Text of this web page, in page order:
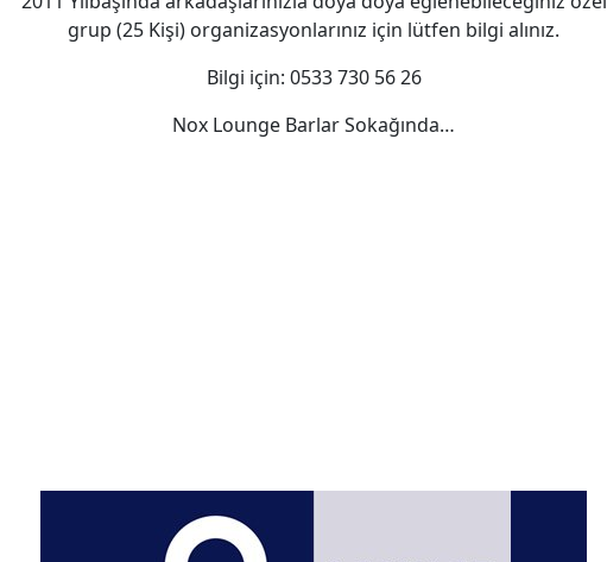
grup (25 Kişi) organizasyonlarınız için lütfen bilgi alınız.
Bilgi için: 0533 730 56 26
Nox Lounge Barlar Sokağında…